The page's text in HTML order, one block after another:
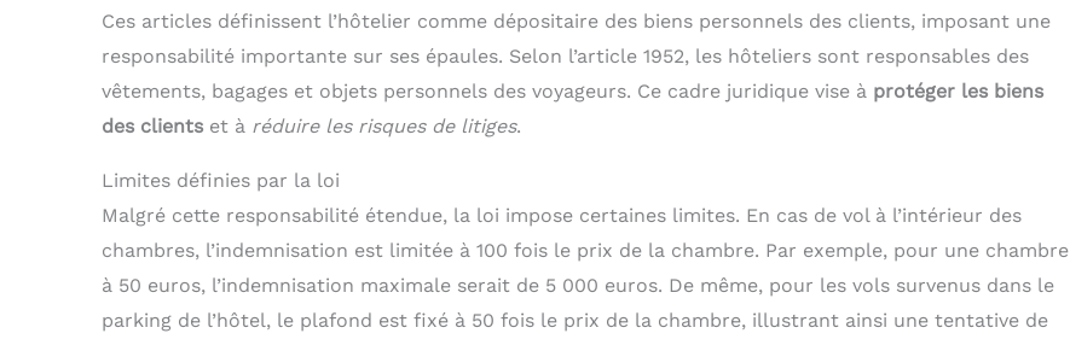
Ces articles définissent l’hôtelier comme dépositaire des biens personnels des clients, imposant une
responsabilité importante sur ses épaules. Selon l’article 1952, les hôteliers sont responsables des
vêtements, bagages et objets personnels des voyageurs. Ce cadre juridique vise à protéger les biens
des clients et à réduire les risques de litiges.
Limites définies par la loi
Malgré cette responsabilité étendue, la loi impose certaines limites. En cas de vol à l’intérieur des
chambres, l’indemnisation est limitée à 100 fois le prix de la chambre. Par exemple, pour une chambre
à 50 euros, l’indemnisation maximale serait de 5 000 euros. De même, pour les vols survenus dans le
parking de l’hôtel, le plafond est fixé à 50 fois le prix de la chambre, illustrant ainsi une tentative de